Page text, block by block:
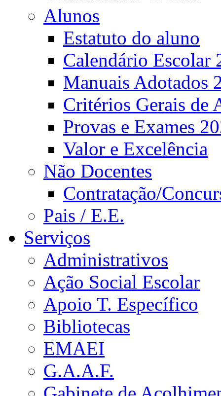
Alunos
Estatuto do aluno
Calendário Escolar
Manuais Adotados
Critérios Gerais de
Provas e Exames
Valor e Excelência
Não Docentes
Contratação/
Pais / E.E.
Serviços
Administrativos
Ação Social Escolar
Apoio T. Específico
Bibliotecas
EMAEI
G.A.A.F.